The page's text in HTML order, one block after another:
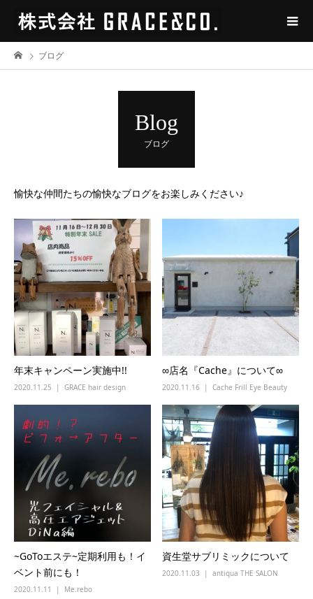
ブログ
Blog
ブログ
愉快な仲間たちの愉快なブログをお楽しみください♪
年末キャンペーン実施中!!
2020.11.25 GRACE hair design
∞店名『Cache』について∞
2020.11.16 Cache Frill Eye Beauty
~GoToエステ~定期利用も！イ
ベント前にも！
2020.11.11 Me.rebo
資生堂サブリミックについて
2020.11.03 antiqua THE SALON